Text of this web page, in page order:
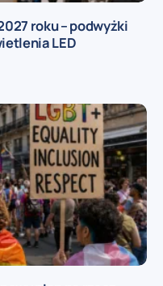
roku – podwyżki
LED